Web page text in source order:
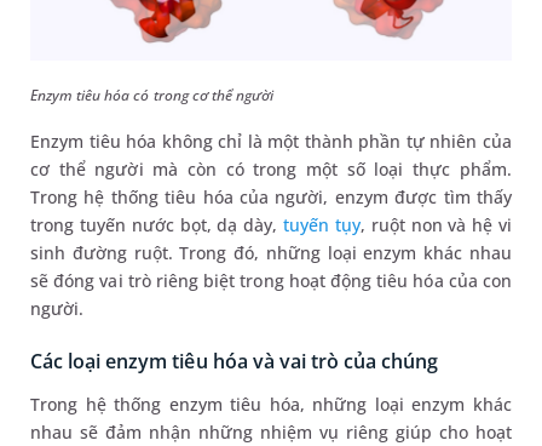
Enzym tiêu hóa có trong cơ thể người
Enzym tiêu hóa không chỉ là một thành phần tự nhiên của
cơ thể người mà còn có trong một số loại thực phẩm.
Trong hệ thống tiêu hóa của người, enzym được tìm thấy
trong tuyến nước bọt, dạ dày,tuyến tụy, ruột non và hệ vi
sinh đường ruột. Trong đó, những loại enzym khác nhau
sẽ đóng vai trò riêng biệt trong hoạt động tiêu hóa của con
người.
Các loại enzym tiêu hóa và vai trò của chúng
Trong hệ thống enzym tiêu hóa, những loại enzym khác
nhau sẽ đảm nhận những nhiệm vụ riêng giúp cho hoạt